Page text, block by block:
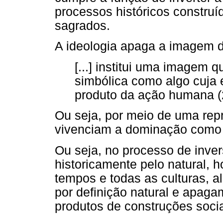
processos históricos
sagrados.
A ideologia apaga a imagem
[...] institui uma imagem
simbólica como algo cuja
produto da ação humana
Ou seja, por meio de uma
vivenciam a dominação
Ou seja, no processo de
historicamente pelo natural,
tempos e todas as culturas,
por definição natural e
produtos de construções